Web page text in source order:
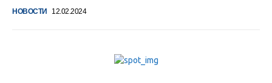
НОВОСТИ 12.02.2024